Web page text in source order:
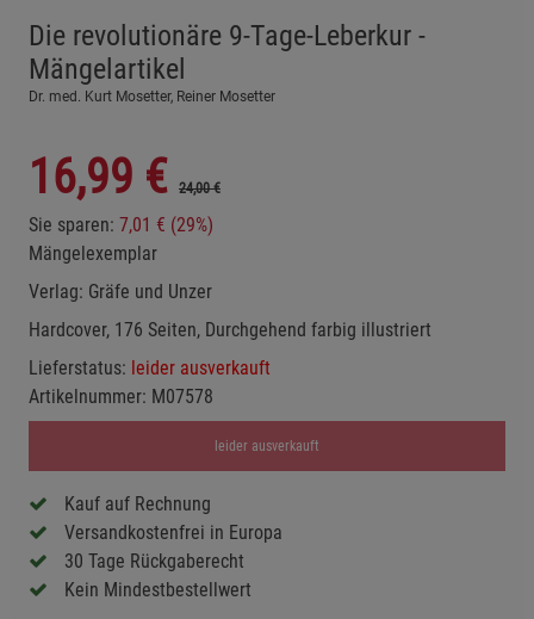
Die revolutionäre 9-Tage-Leberkur -
Mängelartikel
Dr. med. Kurt Mosetter, Reiner Mosetter
16,99 € 24,00 €
Sie sparen: 7,01 € (29%)
Mängelexemplar
Verlag: Gräfe und Unzer
Hardcover, 176 Seiten, Durchgehend farbig illustriert
Lieferstatus: leider ausverkauft
Artikelnummer: M07578
leider ausverkauft
Kauf auf Rechnung
Versandkostenfrei in Europa
30 Tage Rückgaberecht
Kein Mindestbestellwert